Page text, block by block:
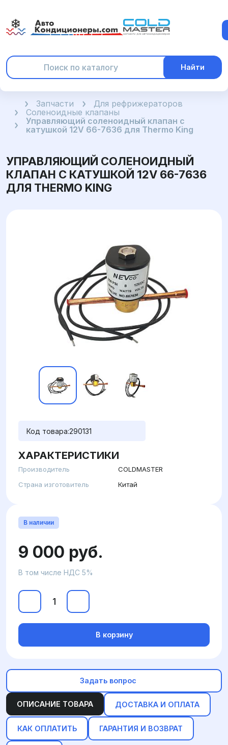
Найти
ГлавнаяЗапчасти
Для рефрижераторов
Соленоидные клапаны
Управляющий соленоидный клапан с
катушкой 12V 66-7636 для Thermo King
УПРАВЛЯЮЩИЙ СОЛЕНОИДНЫЙ
КЛАПАН С КАТУШКОЙ 12V 66-7636
ДЛЯ THERMO KING
Код товара:290131
ХАРАКТЕРИСТИКИ
Производитель
COLDMASTER
Страна изготовитель
Китай
ОПИСАНИЕ ТОВАРА ДОСТАВКА И ОПЛАТА
КАК ОПЛАТИТЬ ГАРАНТИЯ И ВОЗВРАТ
В наличии
9 000 руб.
В том числе НДС 5%
В корзину
Задать вопрос